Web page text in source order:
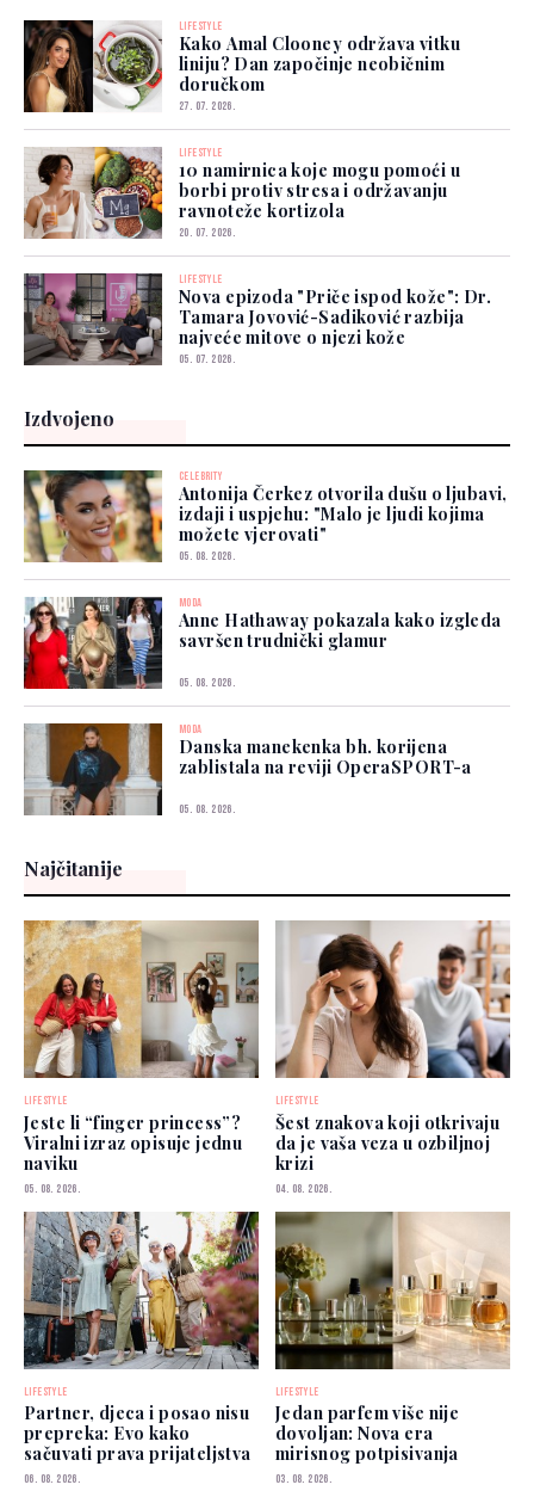
LIFESTYLE
Kako Amal Clooney održava vitku
liniju? Dan započinje neobičnim
doručkom
27. 07. 2026.
LIFESTYLE
10 namirnica koje mogu pomoći u
borbi protiv stresa i održavanju
ravnoteže kortizola
20. 07. 2026.
LIFESTYLE
Nova epizoda "Priče ispod kože": Dr.
Tamara Jovović-Sadiković razbija
najveće mitove o njezi kože
05. 07. 2026.
Izdvojeno
CELEBRITY
Antonija Čerkez otvorila dušu o ljubavi,
izdaji i uspjehu: "Malo je ljudi kojima
možete vjerovati"
05. 08. 2026.
MODA
Anne Hathaway pokazala kako izgleda
savršen trudnički glamur
05. 08. 2026.
MODA
Danska manekenka bh. korijena
zablistala na reviji OperaSPORT-a
05. 08. 2026.
Najčitanije
LIFESTYLE
Jeste li “finger princess”?
Viralni izraz opisuje jednu
naviku
05. 08. 2026.
LIFESTYLE
Šest znakova koji otkrivaju
da je vaša veza u ozbiljnoj
krizi
04. 08. 2026.
LIFESTYLE
Partner, djeca i posao nisu
prepreka: Evo kako
sačuvati prava prijateljstva
06. 08. 2026.
LIFESTYLE
Jedan parfem više nije
dovoljan: Nova era
mirisnog potpisivanja
03. 08. 2026.